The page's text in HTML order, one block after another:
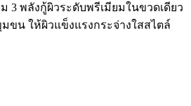
3 พลังกู้ผิวระดับพรีเมียมในขวดเดียว
ขน ให้ผิวแข็งแรงกระจ่างใสสไตล์